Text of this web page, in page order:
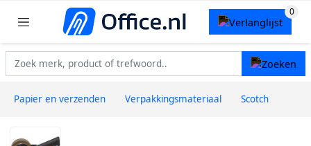
Papier en verzenden Verpakkingsmateriaal Scotch